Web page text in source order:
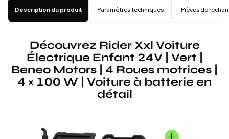
Description du produit Paramètres techniques Pièces de
Découvrez Rider Xxl Voiture
Électrique Enfant 24V | Vert |
Beneo Motors | 4 Roues motrices |
4 × 100 W | Voiture à batterie en
détail